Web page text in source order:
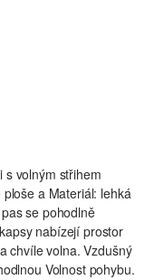
s volným střihem
a Materiál: lehká
se pohodlně
nabízejí prostor
chvíle volna. Vzdušný
Volnost pohybu.